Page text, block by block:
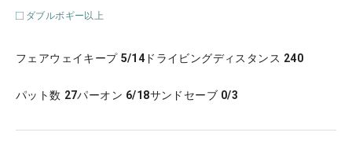
ダブルボギー以上
フェアウェイキープ 5/14 ドライビングディスタンス 240
パット数 27パーオン 6/18サンドセーブ 0/3